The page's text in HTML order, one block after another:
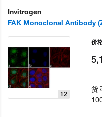
Invitrogen
FAK Monoclonal Antibody
12
价
货